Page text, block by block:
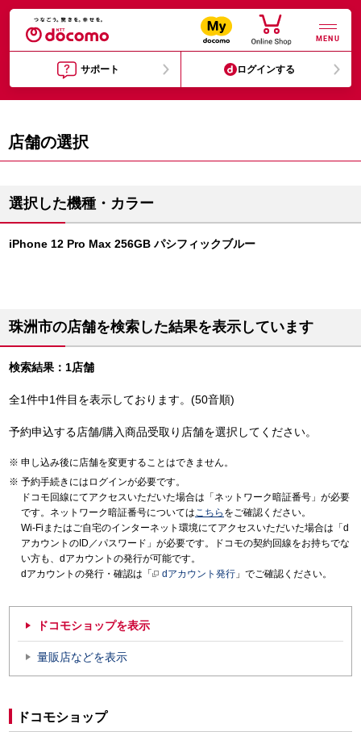
MENU
サポート ログインする
店舗の選択
選択した機種・カラー
iPhone 12 Pro Max 256GB パシフィックブルー
珠洲市の店舗を検索した結果を表示しています
検索結果：1店舗
全1件中1件目を表示しております。(50音順)
予約申込する店舗/購入商品受取り店舗を選択してください。
申し込み後に店舗を変更することはできません。
予約手続きにはログインが必要です。
ドコモ回線にてアクセスいただいた場合は「ネットワーク暗証番号」が必要
です。ネットワーク暗証番号についてはこちら をご確認ください。
Wi-Fiまたはご自宅のインターネット環境にてアクセスいただいた場合は「d
アカウントのID／パスワード」が必要です。ドコモの契約回線をお持ちでな
い方も、dアカウントの発行が可能です。
dアカウントの発行・確認は「
dアカウント発行 」でご確認ください。
ドコモショップを表示
量販店などを表示
ドコモショップ